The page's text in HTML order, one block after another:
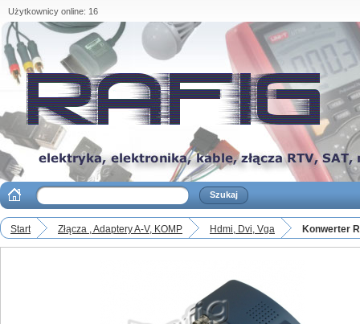
Użytkownicy online: 16
Start Złącza , Adaptery A-V, KOMP Hdmi, Dvi, Vga Konwerter